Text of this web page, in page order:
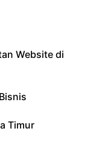
Website di
Timur